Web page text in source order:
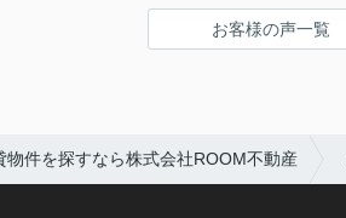
お客様の声一覧
物件を探すなら株式会社ROOM不動産